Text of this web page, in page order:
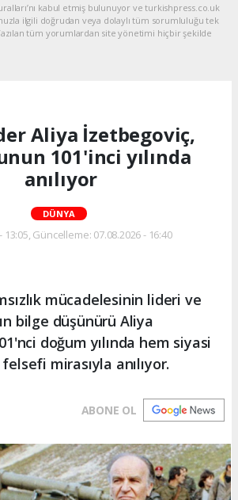
kabul etmiş bulunuyor ve turkishpress.co.uk
ilgili doğrudan veya dolaylı tüm sorumluluğu tek
tüm yorumlardan site yönetimi hiçbir şekilde
Aliya İzetbegoviç,
101'inci yılında
anılıyor
DÜNYA
13:05, Güncelleme: 07.08.2026 - 16:40
mücadelesinin lideri ve
bilge düşünürü Aliya
doğum yılında hem siyasi
mirasıyla anılıyor.
ABONE OL